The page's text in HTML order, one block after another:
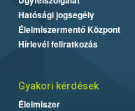
Hatósági jogsegély
Élelmiszermentő Központ
Hírlevél feliratkozás
Gyakori kérdések
Élelmiszer